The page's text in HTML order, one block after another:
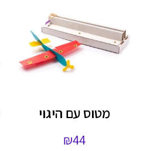
מטוס עם היגוי
₪44